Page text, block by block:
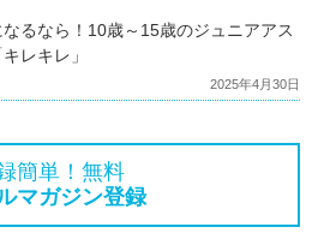
るなら！10歳～15歳のジュニアアス
レキレ」
2025年4月30日
簡単！無料
マガジン登録